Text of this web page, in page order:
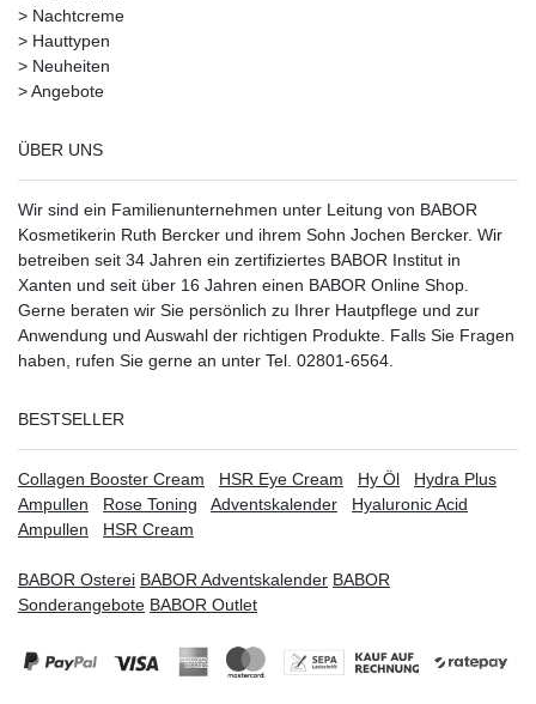
> Nachtcreme
> Hauttypen
> Neuheiten
>Angebote
ÜBER UNS
Wir sind ein Familienunternehmen unter Leitung von BABOR
Kosmetikerin Ruth Bercker und ihrem Sohn Jochen Bercker. Wir
betreiben seit 34 Jahren ein zertifiziertes BABOR Institut in
Xanten und seit über 16 Jahren einen BABOR Online Shop.
Gerne beraten wir Sie persönlich zu Ihrer Hautpflege und zur
Anwendung und Auswahl der richtigen Produkte. Falls Sie Fragen
haben, rufen Sie gerne an unter Tel. 02801-6564.
BESTSELLER
Collagen Booster Cream HSR Eye Cream Hy Öl
Hydra Plus
Ampullen
Rose Toning Adventskalender
Hyaluronic Acid
Ampullen
HSR Cream
BABOR Osterei BABOR Adventskalender BABOR
Sonderangebote BABOR Outlet